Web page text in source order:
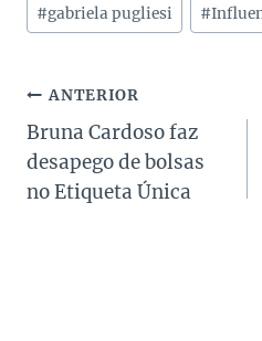
Post:
#gabriela pugliesi #
Navegação
de
Post
ANTERIOR
Bruna Cardoso faz
desapego de bolsas
no Etiqueta Única